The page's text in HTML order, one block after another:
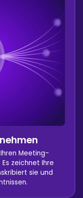
Meeting-
zeichnet Ihre
sie und